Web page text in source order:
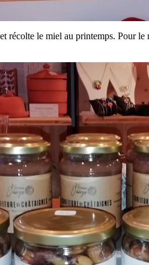
le miel au printemps. Pour